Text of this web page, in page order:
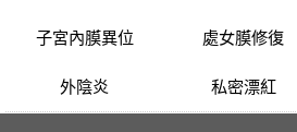
子宮內膜異位
外陰炎
處女膜修復
私密漂紅